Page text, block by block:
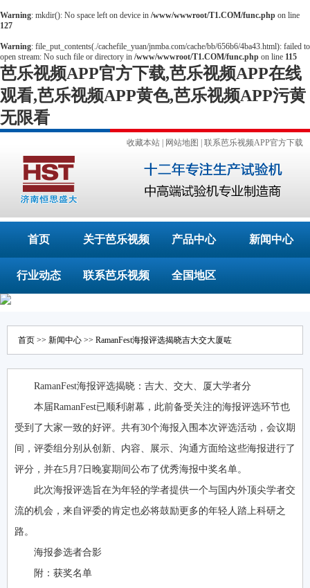
Warning: mkdir(): No space left on device in /www/wwwroot/T1.COM/func.php on line
127
Warning: file_put_contents(./cachefile_yuan/jnmba.com/cache/bb/656b6/4ba43.html): failed to
open stream: No such file or directory in /www/wwwroot/T1.COM/func.php on line 115
芭乐视频APP官方下载,芭乐视频APP在线
观看,芭乐视频APP黄色,芭乐视频APP污黄
无限看
收藏本站 网站地图 联系芭乐视频APP官方下载
首页 关于芭乐视频
APP官方下载
产品中心 新闻中心
行业动态 联系芭乐视频 全国地区
首页 >> 新闻中心 >> RamanFest海报评选揭晓吉大交大厦咗
RamanFest海报评选揭晓：吉大、交大、厦大学者分
本届RamanFest已顺利谢幕，此前备受关注的海报评选环节也
受到了大家一致的好评。共有30个海报入围本次评选活动，会议期
间，评委组分别从创新、内容、展示、沟通方面给这些海报进行了
评分，并在5月7日晚宴期间公布了优秀海报中奖名单。
此次海报评选旨在为年轻的学者提供一个与国内外顶尖学者交
流的机会，来自评委的肯定也必将鼓励更多的年轻人踏上科研之
路。
海报参选者合影
附：获奖名单